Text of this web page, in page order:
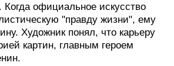
официальное искусство
"правду жизни", ему
Художник понял, что карьеру
картин, главным героем